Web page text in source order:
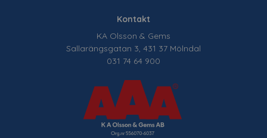
Kontakt
KA Olsson & Gems
Sallarängsgatan 3, 431 37 Mölndal
031 74 64 900